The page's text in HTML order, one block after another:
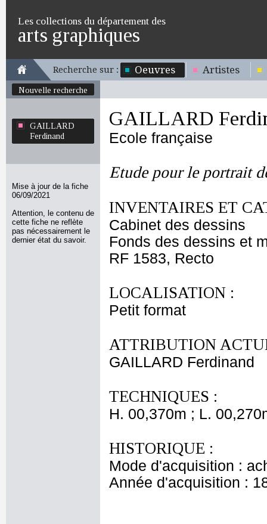
Les collections du département des
arts graphiques
Recherche sur : Oeuvres Artistes
Nouvelle recherche
GAILLARD
Ferdinand
Mise à jour de la fiche
06/09/2021
Attention, le contenu de
cette fiche ne reflète
pas nécessairement le
dernier état du savoir.
GAILLARD
Ecole française
Etude pour le portrait
INVENTAIRES ET
Cabinet des dessins
Fonds des dessins et
RF 1583, Recto
LOCALISATION :
Petit format
ATTRIBUTION
GAILLARD Ferdinand
TECHNIQUES :
H. 00,370m ; L.
HISTORIQUE :
Mode d'acquisition :
Année d'acquisition :